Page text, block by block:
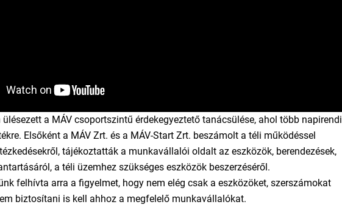
ülésezett a MÁV csoportszintű érdekegyeztető tanácsülése, ahol több napirendi
Elsőként a MÁV Zrt. és a MÁV-Start Zrt. beszámolt a téli működéssel
tájékoztatták a munkavállalói oldalt az eszközök, berendezések,
a téli üzemhez szükséges eszközök beszerzéséről.
felhívta arra a figyelmet, hogy nem elég csak a eszközöket, szerszámokat
biztosítani is kell ahhoz a megfelelő munkavállalókat.